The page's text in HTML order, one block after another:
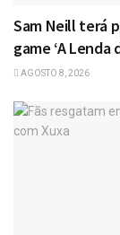
Sam Neill terá
game ‘A Lenda
AGOSTO 8, 2026